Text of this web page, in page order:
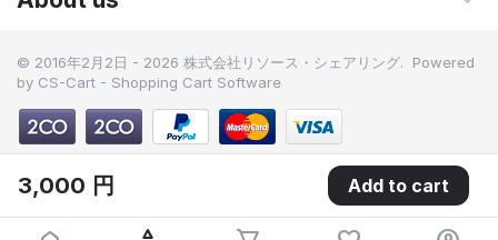
3,000 円 Add to cart
© 2016年2月2日 - 2026 株式会社リソース・シェアリング. Powered
by CS-Cart - Shopping Cart Software